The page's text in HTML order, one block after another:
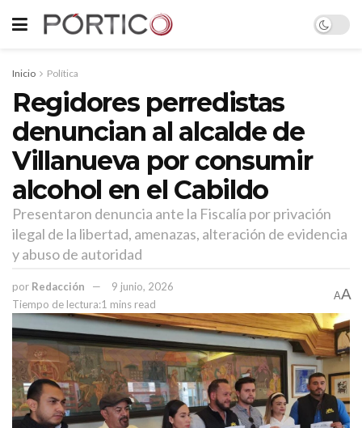
Inicio Política
Regidores perredistas
denuncian al alcalde de
Villanueva por consumir
alcohol en el Cabildo
Presentaron denuncia ante la Fiscalía por privación
ilegal de la libertad, amenazas, alteración de evidencia
y abuso de autoridad
por Redacción
9 junio, 2026
Tiempo de lectura:1 mins read
AA